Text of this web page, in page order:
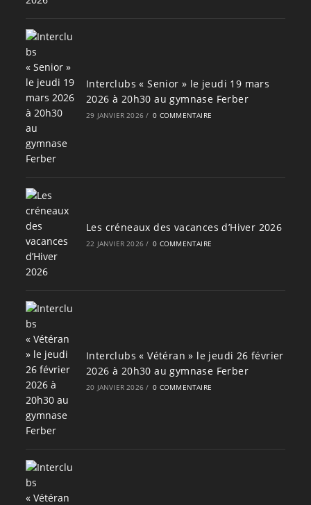
Interclubs « Senior » le jeudi 19 mars
2026 à 20h30 au gymnase Ferber
29 JANVIER 2026 / 0 COMMENTAIRE
Les créneaux des vacances d’Hiver 2026
22 JANVIER 2026 / 0 COMMENTAIRE
Interclubs « Vétéran » le jeudi 26 février
2026 à 20h30 au gymnase Ferber
20 JANVIER 2026 / 0 COMMENTAIRE